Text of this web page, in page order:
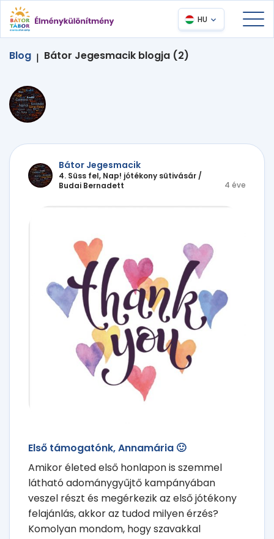
HU
Blog | Bátor Jegesmacik blogja (2)
Bátor Jegesmacik
4. Süss fel, Nap! jótékony sütivásár /
Budai Bernadett
4 éve
Első támogatónk, Annamária 🙂
Amikor életed első honlapon is szemmel
látható adománygyűjtő kampányában
veszel részt és megérkezik az első jótékony
felajánlás, akkor az tudod milyen érzés?
Komolyan mondom, hogy szavakkal